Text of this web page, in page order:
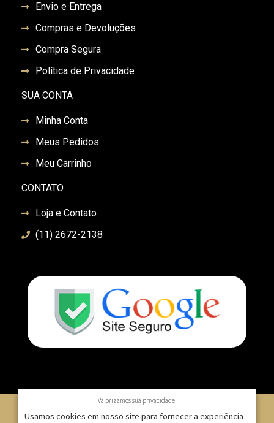
Envio e Entrega
Compras e Devoluções
Compra Segura
Política de Privacidade
SUA CONTA
Minha Conta
Meus Pedidos
Meu Carrinho
CONTATO
Loja e Contato
(11) 2672-2138
Valorizamos sua privacidade!
Usamos cookies em nosso site para fornecer a experiência